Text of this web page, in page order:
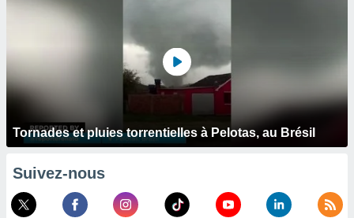
Tornades et pluies torrentielles à Pelotas, au Brésil
Suivez-nous